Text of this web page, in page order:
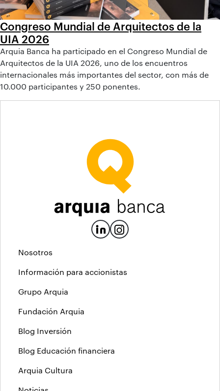
Congreso Mundial de Arquitectos de la
UIA 2026
Arquia Banca ha participado en el Congreso Mundial de
Arquitectos de la UIA 2026, uno de los encuentros
internacionales más importantes del sector, con más de
10.000 participantes y 250 ponentes.
Nosotros
Información para accionistas
Grupo Arquia
Fundación Arquia
Blog Inversión
Blog Educación financiera
Arquia Cultura